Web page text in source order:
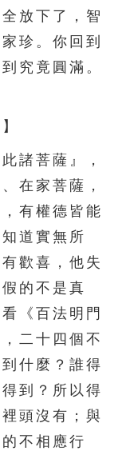
放下了，智
珍。你回到
究竟圓滿。
諸菩薩』，
在家菩薩，
有權德皆能
道實無所
歡喜，他失
的不是真
《百法明門
二十四個不
什麼？誰得
到？所以得
頭沒有；與
不相應行